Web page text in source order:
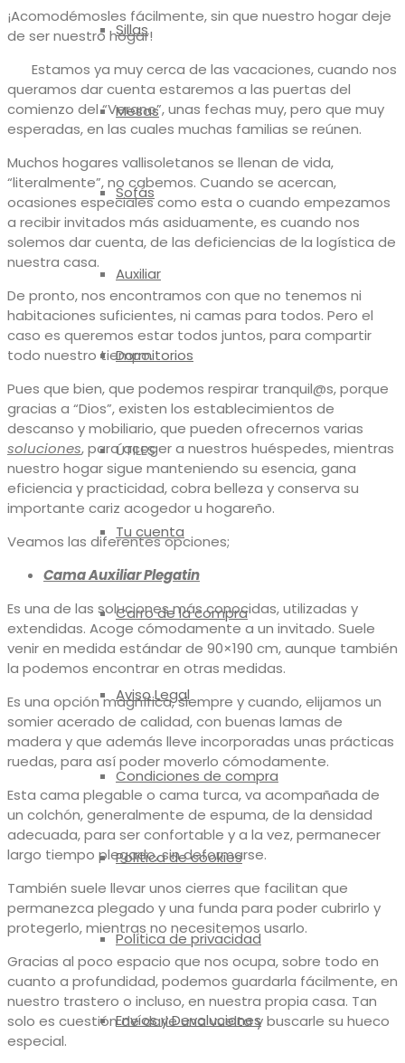
Sillas
Mesas
Sofás
Auxiliar
Dormitorios
ÚTILES
Tu cuenta
Carro de la compra
Aviso Legal
Condiciones de compra
Política de cookies
Política de privacidad
Envíos y Devoluciones
¡Acomodémosles fácilmente, sin que nuestro hogar deje
de ser nuestro hogar!
Estamos ya muy cerca de las vacaciones, cuando nos
queramos dar cuenta estaremos a las puertas del
comienzo del “Verano”, unas fechas muy, pero que muy
esperadas, en las cuales muchas familias se reúnen.
Muchos hogares vallisoletanos se llenan de vida,
“literalmente”, no cabemos. Cuando se acercan,
ocasiones especiales como esta o cuando empezamos
a recibir invitados más asiduamente, es cuando nos
solemos dar cuenta, de las deficiencias de la logística de
nuestra casa.
De pronto, nos encontramos con que no tenemos ni
habitaciones suficientes, ni camas para todos. Pero el
caso es queremos estar todos juntos, para compartir
todo nuestro tiempo.
Pues que bien, que podemos respirar tranquil@s, porque
gracias a “Dios”, existen los establecimientos de
descanso y mobiliario, que pueden ofrecernos varias
soluciones, para acoger a nuestros huéspedes, mientras
nuestro hogar sigue manteniendo su esencia, gana
eficiencia y practicidad, cobra belleza y conserva su
importante cariz acogedor u hogareño.
Veamos las diferentes opciones;
Cama Auxiliar Plegatin
Es una de las soluciones más conocidas, utilizadas y
extendidas. Acoge cómodamente a un invitado. Suele
venir en medida estándar de 90×190 cm, aunque también
la podemos encontrar en otras medidas.
Es una opción magnífica, siempre y cuando, elijamos un
somier acerado de calidad, con buenas lamas de
madera y que además lleve incorporadas unas prácticas
ruedas, para así poder moverlo cómodamente.
Esta cama plegable o cama turca, va acompañada de
un colchón, generalmente de espuma, de la densidad
adecuada, para ser confortable y a la vez, permanecer
largo tiempo plegado, sin deformarse.
También suele llevar unos cierres que facilitan que
permanezca plegado y una funda para poder cubrirlo y
protegerlo, mientras no necesitemos usarlo.
Gracias al poco espacio que nos ocupa, sobre todo en
cuanto a profundidad, podemos guardarla fácilmente, en
nuestro trastero o incluso, en nuestra propia casa. Tan
solo es cuestión de darle una vuelta y buscarle su hueco
especial.